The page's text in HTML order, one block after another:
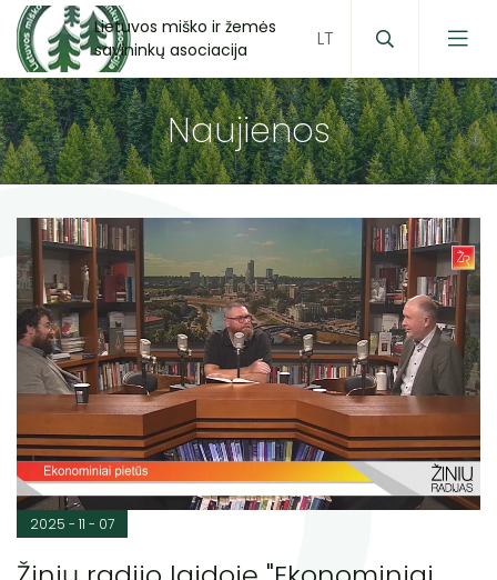
Lietuvos miško ir žemės
savininkų asociacija
Naujienos
2025 - 11 - 07